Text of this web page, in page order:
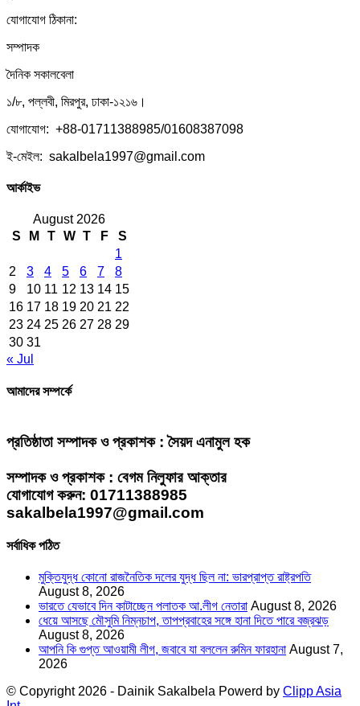
যোগাযোগ ঠিকানা:
সম্পাদক
দৈনিক সকালবেলা
১/৮, পল্লবী, মিরপুর, ঢাকা-১২১৬।
যোগাযোগ: +88-01711388985/01608387098
ই-মেইল: sakalbela1997@gmail.com
আর্কাইভ
August 2026
S
M T W T F
S
1
2
3 4 5 6 7
8
9
10 11 12 13 14 15
16 17 18 19 20 21 22
23 24 25 26 27 28 29
30 31
« Jul
আমাদের সম্পর্কে
প্রতিষ্ঠাতা সম্পাদক ও প্রকাশক : সৈয়দ এনামুল হক
সম্পাদক ও প্রকাশক : বেগম নিলুফার আক্তার
যোগাযোগ করুন: 01711388985
sakalbela1997@gmail.com
সর্বাধিক পঠিত
মুক্তিযুদ্ধ কোনো রাজনৈতিক দলের যুদ্ধ ছিল না: ভারপ্রাপ্ত রাষ্ট্রপতি
August 8, 2026
ভারতে যেভাবে দিন কাটাচ্ছেন পলাতক আ.লীগ নেতারা August 8, 2026
ধেয়ে আসছে মৌসুমি নিম্নচাপ, তাপপ্রবাহের সঙ্গে হানা দিতে পারে বজ্রঝড়
August 8, 2026
আপনি কি গুপ্ত আওয়ামী লীগ, জবাবে যা বললেন রুমিন ফারহানা August 7,
2026
© Copyright 2026 - Dainik Sakalbela Powerd by Clipp Asia